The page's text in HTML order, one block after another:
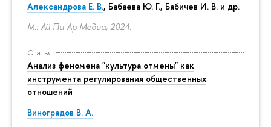
Александрова Е. В., Бабаева Ю. Г., Бабичев И. В. и др.
М.: Ай Пи Ар Медиа, 2024.
Статья
Анализ феномена "культура отмены" как
инструмента регулирования общественных
отношений
Виноградов В. А.